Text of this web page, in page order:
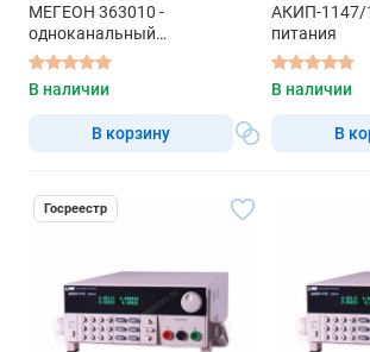
МЕГЕОН 363010 -
одноканальный
программируемый линейный
источник питания
В наличии
В корзину
АКИП-1147/1 -
питания
В наличии
В
Госреестр